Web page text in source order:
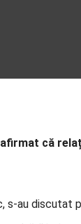
că
s-au discutat